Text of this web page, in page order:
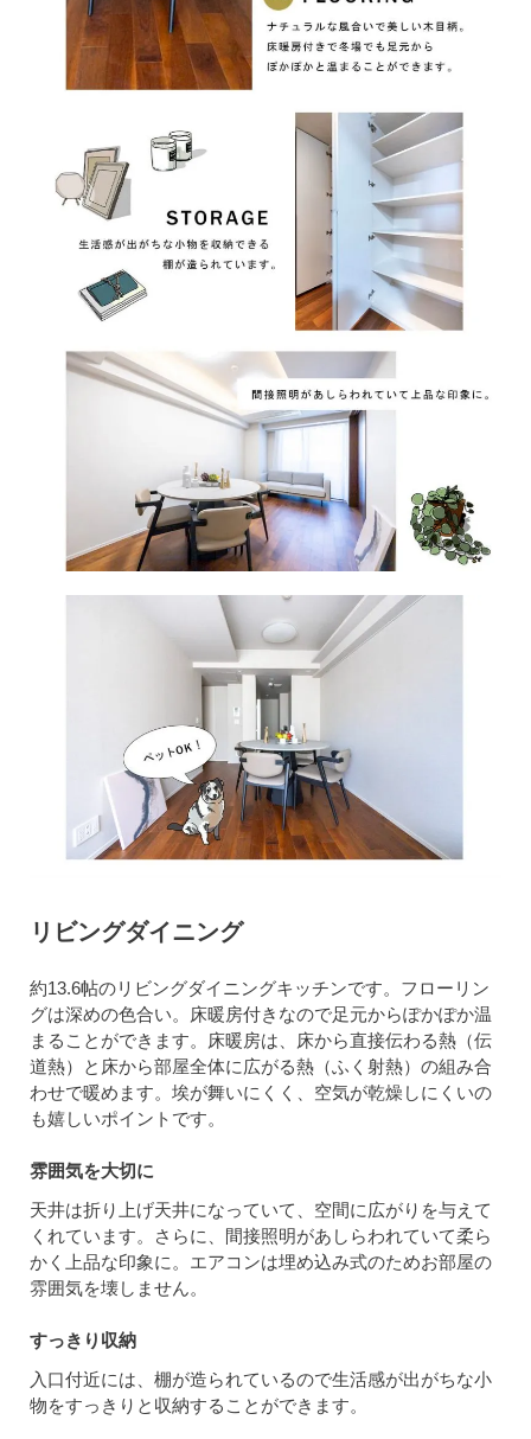
リビングダイニング
約13.6帖のリビングダイニングキッチンです。フローリン
グは深めの色合い。床暖房付きなので足元からぽかぽか温
まることができます。床暖房は、床から直接伝わる熱（伝
道熱）と床から部屋全体に広がる熱（ふく射熱）の組み合
わせで暖めます。埃が舞いにくく、空気が乾燥しにくいの
も嬉しいポイントです。
雰囲気を大切に
天井は折り上げ天井になっていて、空間に広がりを与えて
くれています。さらに、間接照明があしらわれていて柔ら
かく上品な印象に。エアコンは埋め込み式のためお部屋の
雰囲気を壊しません。
すっきり収納
入口付近には、棚が造られているので生活感が出がちな小
物をすっきりと収納することができます。